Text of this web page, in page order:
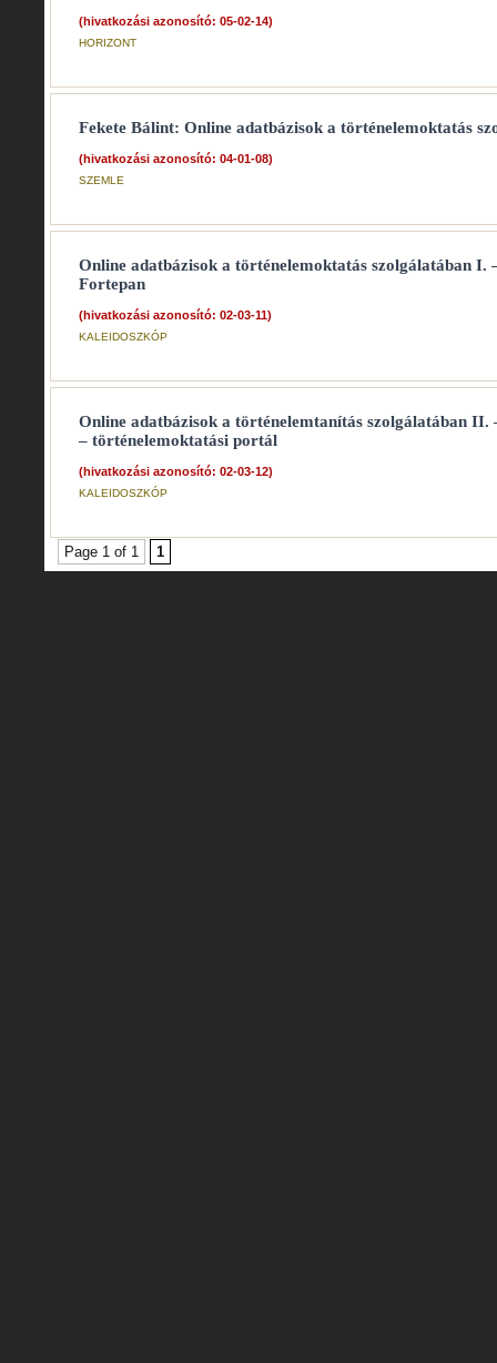
(hivatkozási azonosító: 05-02-14)
HORIZONT
Fekete Bálint: Online adatbázisok a történelemoktatás
(hivatkozási azonosító: 04-01-08)
SZEMLE
Online adatbázisok a történelemoktatás szolgálatában I.
Fortepan
(hivatkozási azonosító: 02-03-11)
KALEIDOSZKÓP
Online adatbázisok a történelemtanítás szolgálatában
– történelemoktatási portál
(hivatkozási azonosító: 02-03-12)
KALEIDOSZKÓP
Page 1 of 1 1